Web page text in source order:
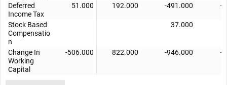
Deferred
Income Tax
51.000 192.000 -491.000 -
Stock Based
Compensatio
n
37.000
Change In
Working
Capital
-506.000 822.000 -946.000 -